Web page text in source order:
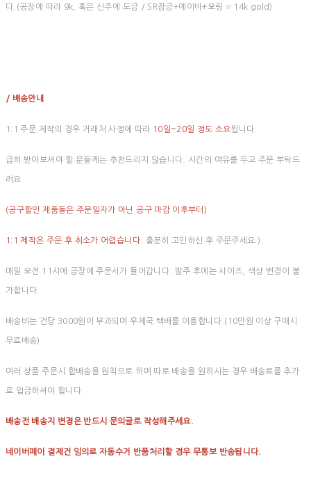
다.(공장에 따라 9k, 혹은 신주에 도금 / SR잠금+에이바+오링 = 14k gold)
/ 배송안내
1:1 주문 제작의 경우 거래처 사정에 따라 10일~20일 정도 소요됩니다.
급히 받아보셔야 할 분들께는 추천드리지 않습니다. 시간의 여유를 두고 주문 부탁드
려요
(공구할인 제품들은 주문일자가 아닌 공구 마감 이후부터)
1:1 제작은 주문 후 취소가 어렵습니다. 충분히 고민하신 후 주문주세요:)
매일 오전 11시에 공장에 주문서가 들어갑니다. 발주 후에는 사이즈, 색상 변경이 불
가합니다.
배송비는 건당 3000원이 부과되며 우체국 택배를 이용합니다.(10만원 이상 구매시
무료배송)
여러 상품 주문시 합배송을 원칙으로 하며 따로 배송을 원하시는 경우 배송료를 추가
로 입금하셔야 합니다.
배송전 배송지 변경은 반드시 문의글로 작성해주세요.
네이버페이 결제건 임의로 자동수거 반품처리할 경우 무통보 반송됩니다.